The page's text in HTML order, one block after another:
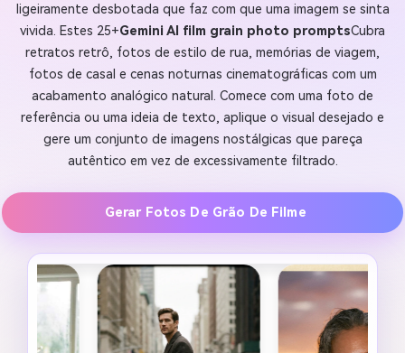
ligeiramente desbotada que faz com que uma imagem se sinta
vivida. Estes 25+Gemini AI film grain photo promptsCubra
retratos retrô, fotos de estilo de rua, memórias de viagem,
fotos de casal e cenas noturnas cinematográficas com um
acabamento analógico natural. Comece com uma foto de
referência ou uma ideia de texto, aplique o visual desejado e
gere um conjunto de imagens nostálgicas que pareça
autêntico em vez de excessivamente filtrado.
Gerar Fotos De Grão De Filme